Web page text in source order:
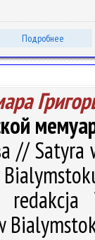
Подробнее
//